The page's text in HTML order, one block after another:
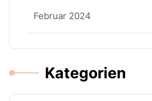
Februar 2024
Kategorien